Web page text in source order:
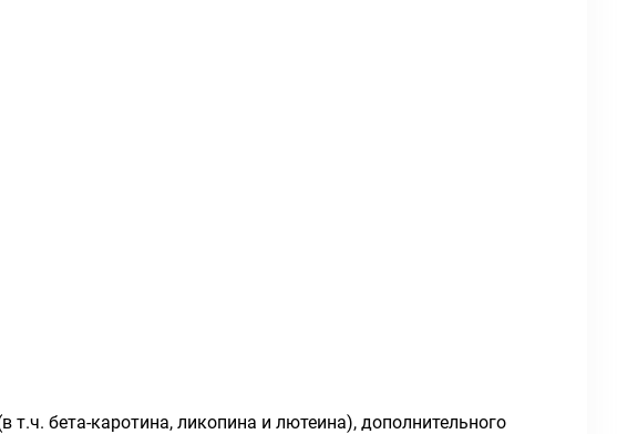
бета-каротина, ликопина и лютеина), дополнительного